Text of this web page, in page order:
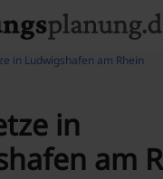
in Ludwigshafen am Rhein
in
am